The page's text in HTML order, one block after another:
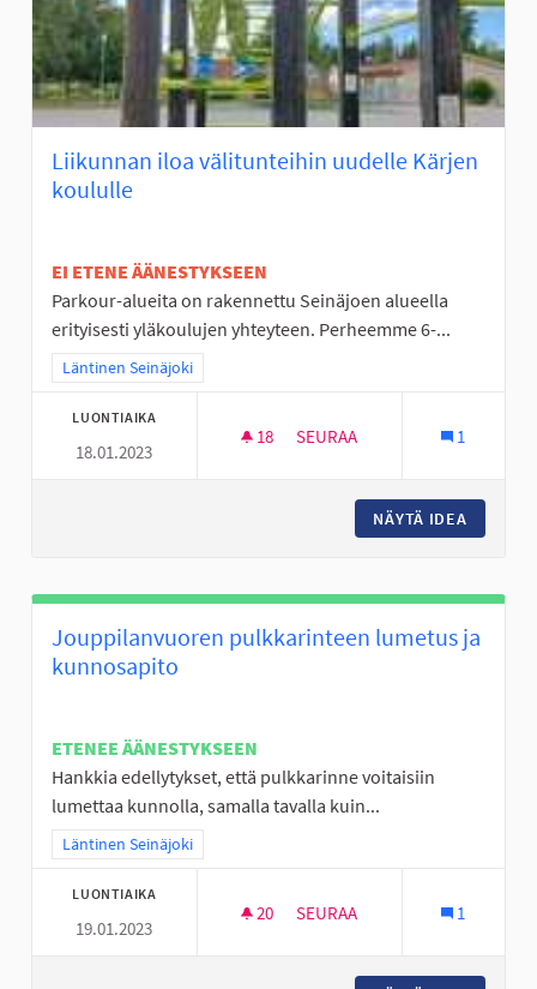
Liikunnan iloa välitunteihin uudelle Kärjen
koululle
EI ETENE ÄÄNESTYKSEEN
Parkour-alueita on rakennettu Seinäjoen alueella
erityisesti yläkoulujen yhteyteen. Perheemme 6-...
Rajaa tulokset teeman mukaan: Läntinen Seinäjoki
Läntinen Seinäjoki
LUONTIAIKA
18.01.2023
18 18 SEURAAJAA
SEURAA 1
NÄYTÄ IDEA
Jouppilanvuoren pulkkarinteen lumetus ja
kunnosapito
ETENEE ÄÄNESTYKSEEN
Hankkia edellytykset, että pulkkarinne voitaisiin
lumettaa kunnolla, samalla tavalla kuin...
Rajaa tulokset teeman mukaan: Läntinen Seinäjoki
Läntinen Seinäjoki
LUONTIAIKA
19.01.2023
20 20 SEURAAJAA
SEURAA 1